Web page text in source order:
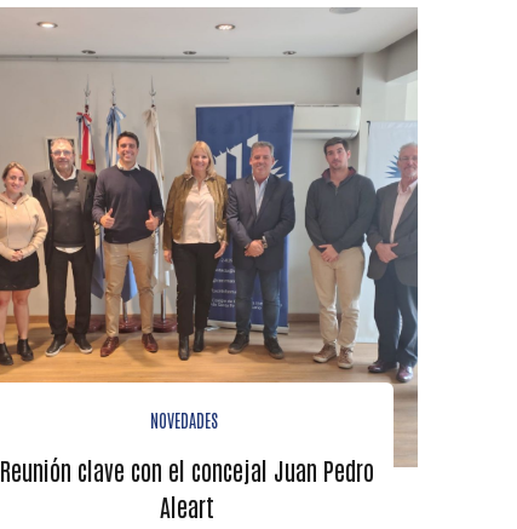
NOVEDADES
Reunión clave con el concejal Juan Pedro
Aleart